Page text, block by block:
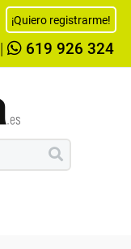
¡Quiero registrarme!
619 926 324